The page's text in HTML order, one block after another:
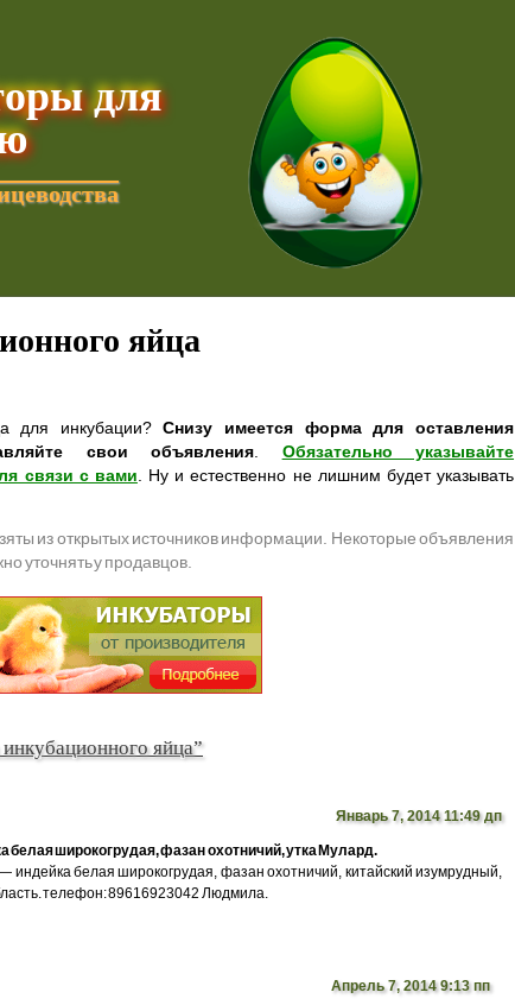
для
яйца
для инкубации?Снизу имеется форма для оставления
свои объявления
Обязательно указывайте
связи с вами . Ну и естественно не лишним будет указывать
из открытых источников информации. Некоторые объявления
уточнять у продавцов.
яйца”
Январь 7, 2014 11:49 дп
белая широкогрудая, фазан охотничий, утка Мулард.
белая широкогрудая, фазан охотничий, китайский изумрудный,
телефон: 89616923042 Людмила.
Апрель 7, 2014 9:13 пп